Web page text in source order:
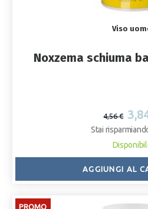
Viso
Noxzema schiuma
4,56 €
Stai
AGGIUNGI AL
PROMO